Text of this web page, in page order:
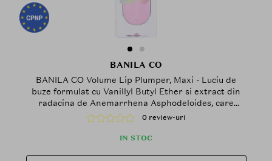
BANILA CO
BANILA CO Volume Lip Plumper, Maxi - Luciu de
buze formulat cu Vanillyl Butyl Ether si extract din
radacina de Anemarrhena Asphodeloides, care
contribuie la efectul de volum si la metinerea
confortului buzelor
0 review-uri
IN STOC